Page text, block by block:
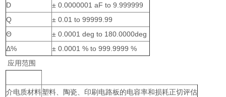
D
± 0.0000001 aF to 9.999999
Q
± 0.01 to 99999.99
Θ
± 0.0001 deg to 180.0000deg
Δ%
± 0.0001 % to 999.9999 %
应用范围
介电质材料塑料、陶瓷、印刷电路板的电容率和损耗正切评估